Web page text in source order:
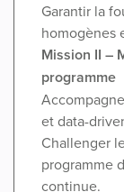
Garantir la
homogènes
Mission II –
programme
et data-
Challenger
programme
continue.